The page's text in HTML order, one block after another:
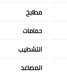
مطابخ
حمامات
التشطيب
المصاعد